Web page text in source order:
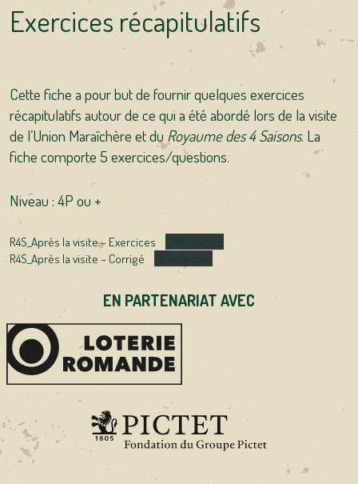
Exercices récapitulatifs
Cette fiche a pour but de fournir quelques exercices
récapitulatifs autour de ce qui a été abordé lors de la visite
de l’Union Maraîchère et du Royaume des 4 Saisons. La
fiche comporte 5 exercices/questions.
Niveau : 4P ou +
R4S_Après la visite – Exercices
Télécharger
R4S_Après la visite – Corrigé
Télécharger
EN PARTENARIAT AVEC